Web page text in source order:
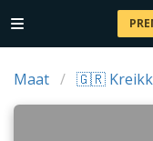
Maat 🇬🇷